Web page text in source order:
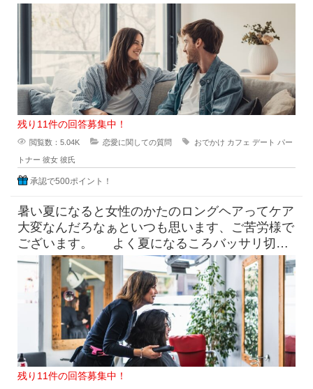
てるけど本数少なめ。 目
残り11件の回答募集中！
閲覧数：5.04K 恋愛に関しての質問 おでかけ カフェ デート パー
トナー 彼女 彼氏
承認で500ポイント！
暑い夏になると女性のかたのロングヘアってケア
大変なんだろなぁといつも思います、ご苦労様で
ございます。 よく夏になるころバッサリ切っ
たらどうなのよって言っ
残り11件の回答募集中！